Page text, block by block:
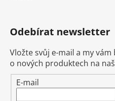
Odebírat newsletter
Vložte svůj e-mail a my
o nových produktech na
E-mail